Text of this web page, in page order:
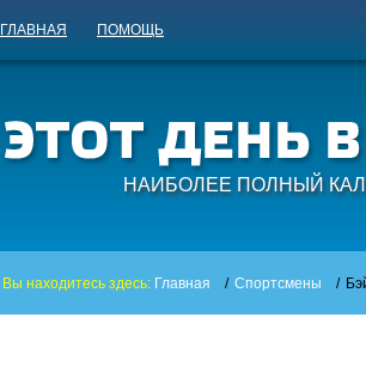
ГЛАВНАЯ ПОМОЩЬ
НАИБОЛЕЕ ПОЛНЫЙ
Вы находитесь здесь: Главная / Спортсмены /